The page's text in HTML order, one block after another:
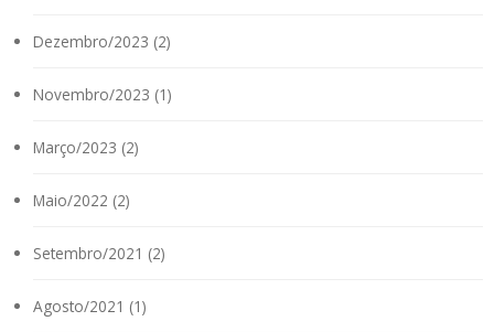
Dezembro/2023 (2)
Novembro/2023 (1)
Março/2023 (2)
Maio/2022 (2)
Setembro/2021 (2)
Agosto/2021 (1)